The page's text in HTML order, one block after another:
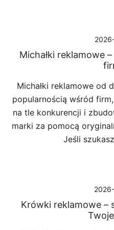
Michałki reklamowe
Michałki reklamowe od
popularnością wśród
na tle konkurencji i
marki za pomocą
Jeśli
Krówki reklamowe –